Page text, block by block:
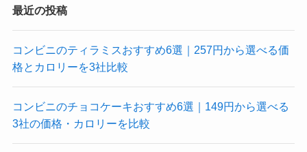
最近の投稿
コンビニのティラミスおすすめ6選｜257円から選べる価
格とカロリーを3社比較
コンビニのチョコケーキおすすめ6選｜149円から選べる
3社の価格・カロリーを比較